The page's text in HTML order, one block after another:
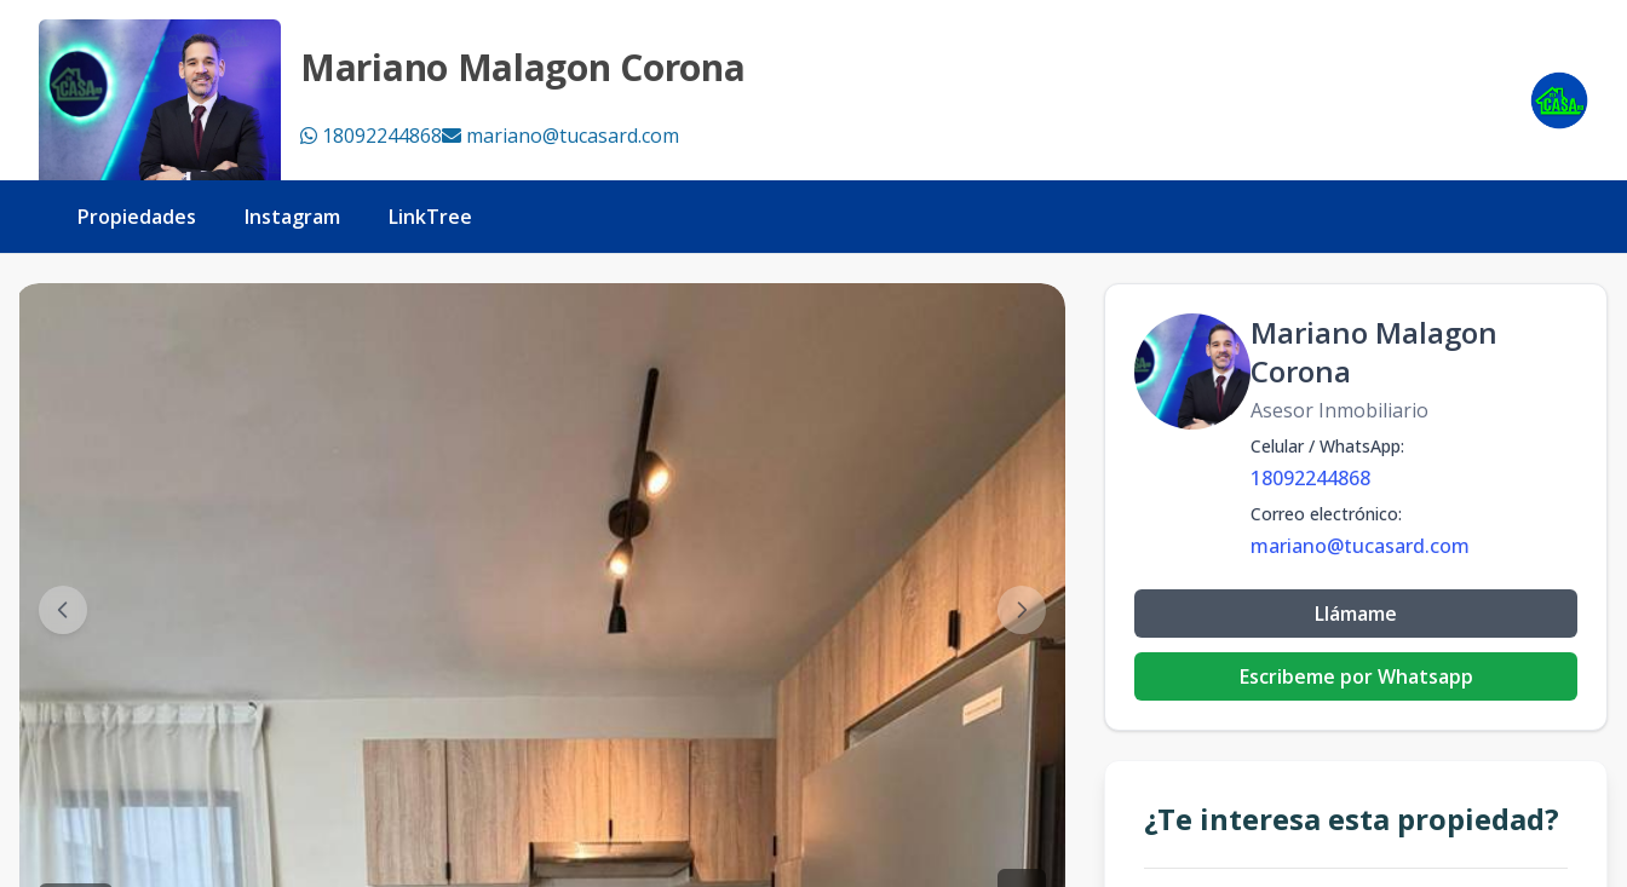
Mariano Malagon Corona
18092244868 mariano@tucasard.com
Propiedades Instagram LinkTree
Mariano Malagon
Corona
Asesor Inmobiliario
Celular / WhatsApp:
18092244868
Correo electrónico:
mariano@tucasard.com
Llámame
Escribeme por Whatsapp
¿Te interesa esta propiedad?
Apartamento de 3 Habitaciones en Venta y Renta en Punta Cana con Patio y Picuzzi - Tu Casa RD